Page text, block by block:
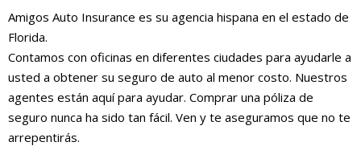
Amigos Auto Insurance es su agencia hispana en el estado de
Florida.
Contamos con oficinas en diferentes ciudades para ayudarle a
usted a obtener su seguro de auto al menor costo. Nuestros
agentes están aquí para ayudar. Comprar una póliza de
seguro nunca ha sido tan fácil. Ven y te aseguramos que no te
arrepentirás.